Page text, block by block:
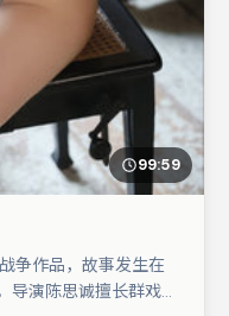
99:59
争作品，故事发生在
导演陈思诚擅长群戏与